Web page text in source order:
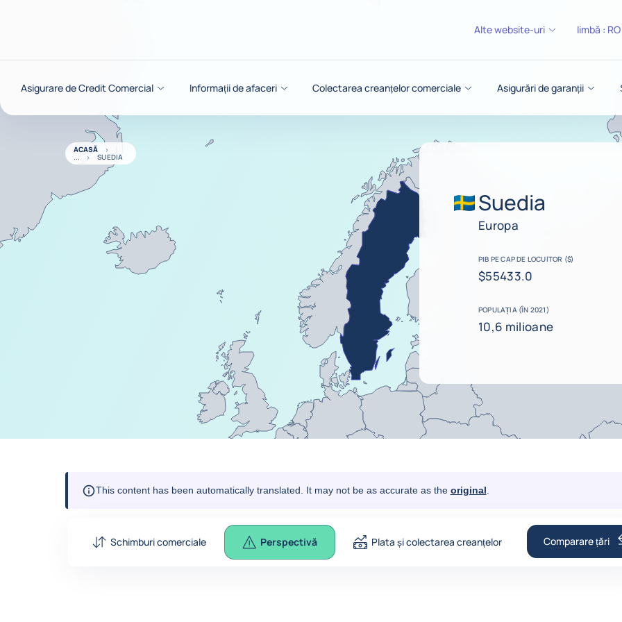
Asigurare de Credit Comercial Informații de afaceri Colectarea creanțelor comerciale Asigurări de garanții
Alte website-uri limbă : RO
ACASĂ
SUEDIA
Suedia
Europa
PIB PE CAP DE LOCUITOR ($)
$55433.0
POPULAȚIA (ÎN 2021)
10,6 milioane
This content has been automatically translated. It may not be as accurate as the original
Schimburi comerciale Perspectivă Plata și colectarea creanțelor Comparare țări